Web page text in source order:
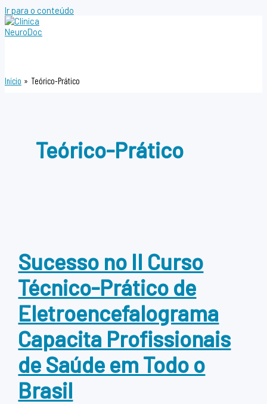
Ir para o conteúdo
Início Teórico-Prático
Teórico-Prático
Sucesso no II Curso
Técnico-Prático de
Eletroencefalograma
Capacita Profissionais
de Saúde em Todo o
Brasil